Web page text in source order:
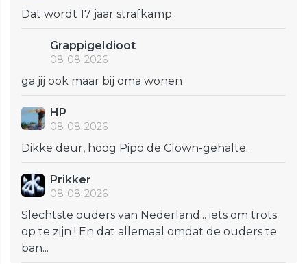
Dat wordt 17 jaar strafkamp.
GrappigeIdioot
08-08-2026
ga jij ook maar bij oma wonen
HP
08-08-2026
Dikke deur, hoog Pipo de Clown-gehalte.
Prikker
08-08-2026
Slechtste ouders van Nederland... iets om trots
op te zijn ! En dat allemaal omdat de ouders te
ban...